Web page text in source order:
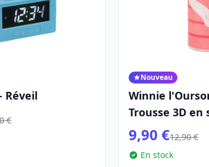
Réveil
€
Nouveau
Winnie
Trousse 3D en
9,90 €12,90 €
En stock